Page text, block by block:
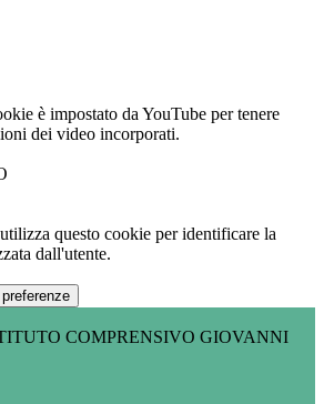
è impostato da YouTube per tenere
dei video incorporati.
questo cookie per identificare la
dall'utente.
COMPRENSIVO GIOVANNI